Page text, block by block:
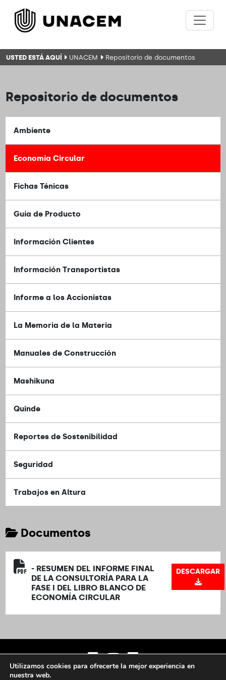
USTED ESTÁ AQUÍ UNACEM Repositorio de documentos
Repositorio de documentos
Ambiente
Economía Circular
Fichas Ténicas
Guía de Producto
Información Clientes
Información Transportistas
Informe a los Accionistas
La Memoria de la Materia
Manuales de Construcción
Mashikuna
Quinde
Reportes de Sostenibilidad
Seguridad
Trabajos en Altura
Documentos
- RESUMEN DEL INFORME FINAL
DE LA CONSULTORÍA PARA LA
FASE I DEL LIBRO BLANCO DE
ECONOMÍA CIRCULAR
DESCARGAR
Utilizamos cookies para ofrecerte la mejor experiencia en
nuestra web.